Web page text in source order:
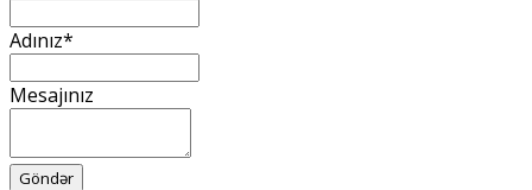
Adınız*
Mesajınız